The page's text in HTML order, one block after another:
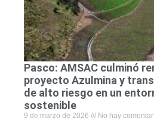
Pasco: AMSAC culminó
proyecto Azulmina y
de alto riesgo en un
sostenible
9 de marzo de 2026
No hay